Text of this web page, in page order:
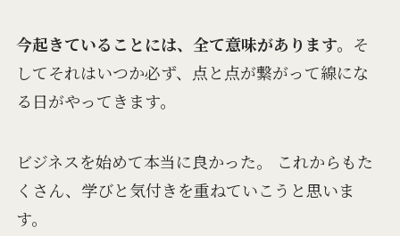
今起きていることには、全て意味があります。 そ
してそれはいつか必ず、
点と点が繋がって線にな
る日がやってきます。
ビジネスを始めて本当に良かった。
これからもた
くさん、 学びと気付きを重ねていこうと思いま
す。